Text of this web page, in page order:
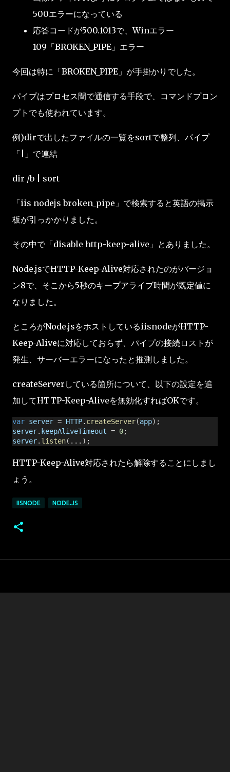
500エラーになっている
応答コードが500.1013で、Winエラー
109「BROKEN_PIPE」エラー
今回は特に「BROKEN_PIPE」が手掛かりでした。
パイプはプロセス間で通信する手段で、コマンドプロン
プトでも使われています。
例)dirで出したファイルの一覧をsortで整列、パイプ
「|」で連結
dir /b | sort
「iis nodejs broken_pipe」で検索すると英語の掲示
板が引っかかりました。
その中で「disable http-keep-alive」とありました。
Node.jsでHTTP-Keep-Alive対応されたのがバージョ
ン8で、そこから5秒のキープアライブ時間が既定値に
なりました。
ところがNode.jsをホストしているiisnodeがHTTP-
Keep-Aliveに対応しておらず、パイプの接続ロストが
発生、サーバーエラーになったと推測しました。
createServerしている箇所について、以下の設定を追
加してHTTP-Keep-Aliveを無効化すればOKです。
var server = HTTP. createServer(app);
server. keepAliveTimeout = 0;
server. listen(...);
HTTP-Keep-Alive対応されたら解除することにしまし
ょう。
IISNODE NODE.JS